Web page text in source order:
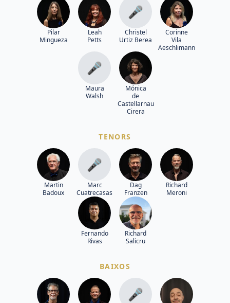
Pilar
Mingueza
Leah
Petts
🎤
Christel
Urtiz Berea
Corinne
Vila
Aeschlimann
🎤
Maura
Walsh
Mónica
de
Castellarnau
Cirera
TENORS
Martin
Badoux
🎤
Marc
Cuatrecasas
Dag
Franzen
Richard
Meroni
Fernando
Rivas
Richard
Salicru
BAIXOS
🎤